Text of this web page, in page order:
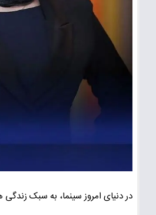
در دنیای امروز سینما، به سبک زندگی